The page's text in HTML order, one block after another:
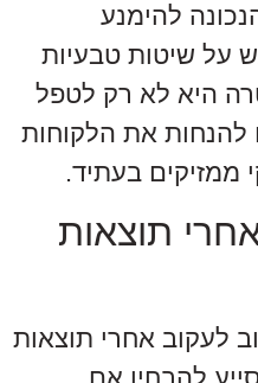
להימנע
על שיטות טבעיות
היא לא רק לטפל
להנחות את הלקוחות
ממזיקים בעתיד.
תוצאות
לעקוב אחרי תוצאות